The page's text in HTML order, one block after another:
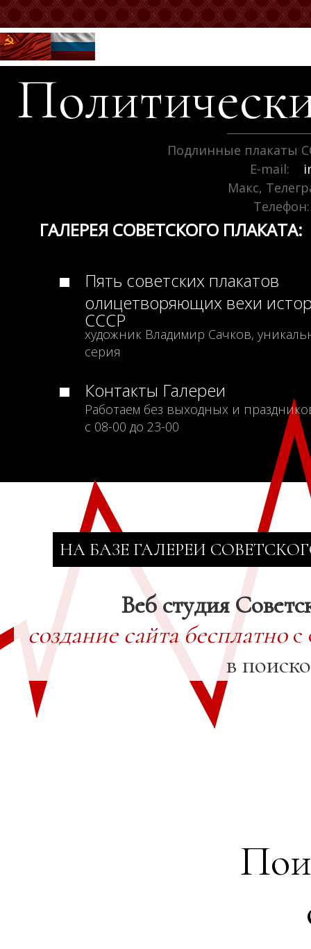
Подлинные плакаты
E-mail:
Макс,
Телефон:
ГАЛЕРЕЯ СОВЕТСКОГО ПЛАКАТА:
Пять советских плакатов
олицетворяющих вехи
СССР
художник Владимир Сачков,
серия
Контакты Галереи
Работаем без выходных и
с 08-00 до 23-00
НА БАЗЕ ГАЛЕРЕИ
Веб студия
создание сайта бесплатнос
в